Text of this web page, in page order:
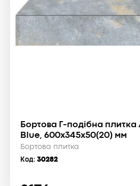
Бортова Г-подібна
Blue, 600x345x50(20) мм
Бортова плитка
Код: 30282